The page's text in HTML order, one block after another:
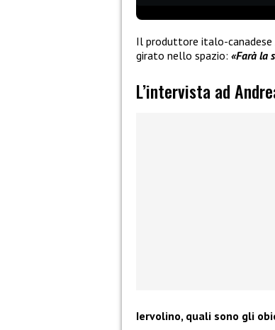
Il produttore italo-canadese
girato nello spazio: «Farà la
L’intervista ad
Iervolino, quali sono gli